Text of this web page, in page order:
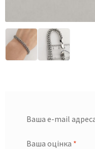
Ваша e-mail
Ваша оцінка *